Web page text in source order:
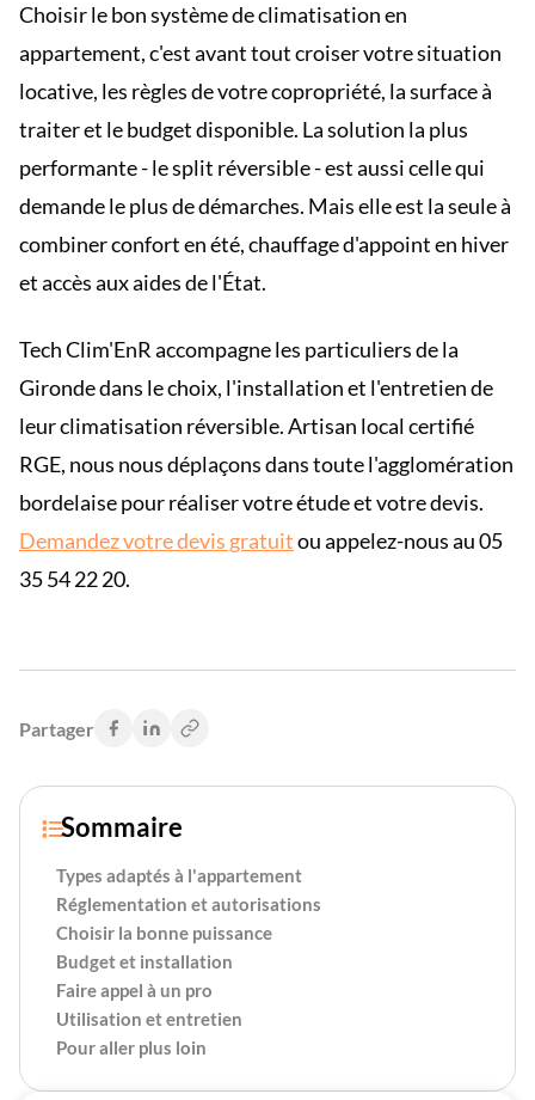
Choisir le bon système de climatisation en
appartement, c'est avant tout croiser votre situation
locative, les règles de votre copropriété, la surface à
traiter et le budget disponible. La solution la plus
performante - le split réversible - est aussi celle qui
demande le plus de démarches. Mais elle est la seule à
combiner confort en été, chauffage d'appoint en hiver
et accès aux aides de l'État.
Tech Clim'EnR accompagne les particuliers de la
Gironde dans le choix, l'installation et l'entretien de
leur climatisation réversible. Artisan local certifié
RGE, nous nous déplaçons dans toute l'agglomération
bordelaise pour réaliser votre étude et votre devis.
Demandez votre devis gratuitou appelez-nous au 05
35 54 22 20.
Partager
Sommaire
Types adaptés à l'appartement
Réglementation et autorisations
Choisir la bonne puissance
Budget et installation
Faire appel à un pro
Utilisation et entretien
Pour aller plus loin